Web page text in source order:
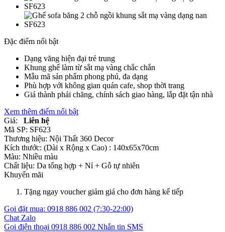
Đặc điểm nổi bật
Dạng văng hiện đại trẻ trung
Khung ghế làm từ sắt mạ vàng chắc chắn
Mẫu mã sản phẩm phong phú, đa dạng
Phù hợp với không gian quán cafe, shop thời trang
Giá thành phải chăng, chính sách giao hàng, lắp đặt tận nhà
Xem thêm điểm nổi bật
Giá:
Liên hệ
Mã SP: SF623
Thương hiệu: Nội Thất 360 Decor
Kích thước: (Dài x Rộng x Cao) : 140x65x70cm
Màu: Nhiều màu
Chất liệu: Da tổng hợp + Nỉ + Gỗ tự nhiên
Khuyến mãi
Tặng ngay voucher giảm giá cho đơn hàng kế tiếp
Gọi đặt mua: 0918 886 002 (7:30-22:00)
Chat Zalo
Gọi điện thoại 0918 886 002 Nhắn tin SMS